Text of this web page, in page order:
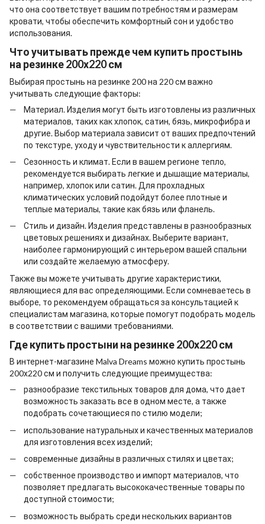
что она соответствует вашим потребностям и размерам
кровати, чтобы обеспечить комфортный сон и удобство
использования.
Что учитывать прежде чем купить простынь
на резинке 200х220см
Выбирая простынь на резинке 200 на 220см важно
учитывать следующие факторы:
Материал. Изделия могут быть изготовлены из различных
материалов, таких как хлопок, сатин, бязь, микрофибра и
другие. Выбор материала зависит от ваших предпочтений
по текстуре, уходу и чувствительности к аллергиям.
Сезонность и климат. Если в вашем регионе тепло,
рекомендуется выбирать легкие и дышащие материалы,
например, хлопок или сатин. Для прохладных
климатических условий подойдут более плотные и
теплые материалы, такие как бязь или фланель.
Стиль и дизайн. Изделия представлены в разнообразных
цветовых решениях и дизайнах. Выберите вариант,
наиболее гармонирующий с интерьером вашей спальни
или создайте желаемую атмосферу.
Также вы можете учитывать другие характеристики,
являющиеся для вас определяющими. Если сомневаетесь в
выборе, то рекомендуем обращаться за консультацией к
специалистам магазина, которые помогут подобрать модель
в соответствии с вашими требованиями.
Гдекупить простыни на резинке 200х220см
В интернет-магазине Malva Dreams можно купить простынь
200х220см и получить следующие преимущества:
разнообразие текстильных товаров для дома, что дает
возможность заказать все в одном месте, а также
подобрать сочетающиеся по стилю модели;
использование натуральных и качественных материалов
для изготовления всех изделий;
современные дизайны в различных стилях и цветах;
собственное производство и импорт материалов, что
позволяет предлагать высококачественные товары по
доступной стоимости;
возможность выбрать среди нескольких вариантов